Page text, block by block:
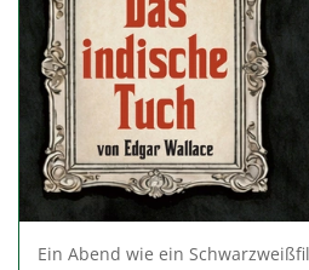
Ein Abend wie ein